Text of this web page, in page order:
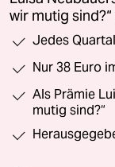
wir mutig
Jedes
Nur 38 Euro
Als Prämie
mutig sind?“